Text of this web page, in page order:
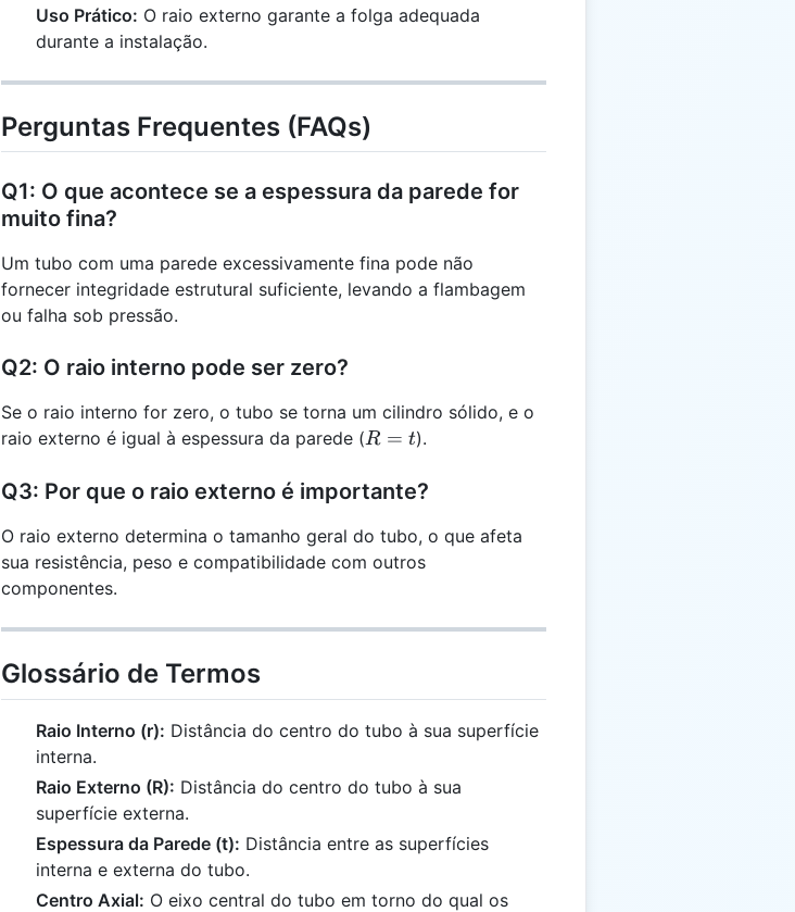
Uso Prático: O raio externo garante a folga adequada
durante a instalação.
Perguntas Frequentes (FAQs)
Q1: O que acontece se a espessura da parede for
muito fina?
Um tubo com uma parede excessivamente fina pode não
fornecer integridade estrutural suficiente, levando a flambagem
ou falha sob pressão.
Q2: O raio interno pode ser zero?
Se o raio interno for zero, o tubo se torna um cilindro sólido, e o
raio externo é igual à espessura da parede (R
t
R = t).
Q3: Por que o raio externo é importante?
O raio externo determina o tamanho geral do tubo, o que afeta
sua resistência, peso e compatibilidade com outros
componentes.
Glossário de Termos
Raio Interno (r): Distância do centro do tubo à sua superfície
interna.
Raio Externo (R): Distância do centro do tubo à sua
superfície externa.
Espessura da Parede (t): Distância entre as superfícies
interna e externa do tubo.
Centro Axial: O eixo central do tubo em torno do qual os